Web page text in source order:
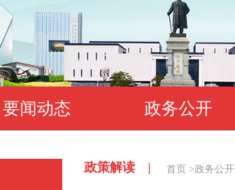
要闻动态 政务公开
政策解读 | 首页 >政务公开